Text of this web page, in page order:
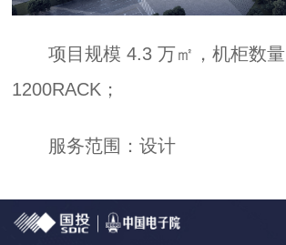
项目规模 4.3 万㎡，机柜数量
1200RACK；
服务范围：设计